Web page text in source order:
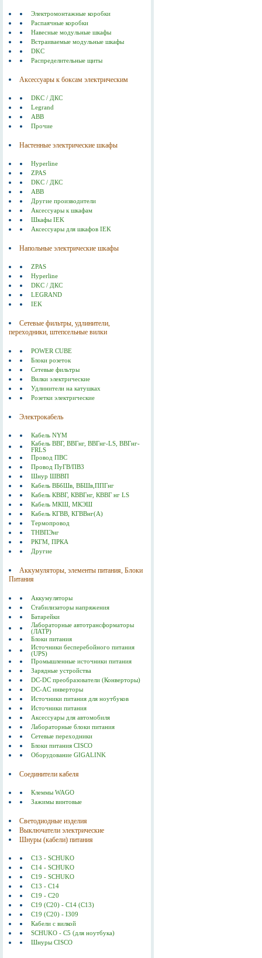
Электромонтажные коробки
Распаячные коробки
Навесные модульные шкафы
Встраиваемые модульные шкафы
DKC
Распределительные щиты
Аксессуары к боксам электрическим
DKC / ДКС
Legrand
ABB
Прочие
Настенные электрические шкафы
Hyperline
ZPAS
DKC / ДКС
ABB
Другие производители
Аксессуары к шкафам
Шкафы IEK
Аксессуары для шкафов IEK
Напольные электрические шкафы
ZPAS
Hyperline
DKC / ДКС
LEGRAND
IEK
Сетевые фильтры, удлинители,
переходники, штепсельные вилки
POWER CUBE
Блоки розеток
Сетевые фильтры
Вилки электрические
Удлинители на катушках
Розетки электрические
Электрокабель
Кабель NYM
Кабель ВВГ, ВВГнг, ВВГнг-LS, ВВГнг-
FRLS
Провод ПВС
Провод ПуГВ/ПВ3
Шнур ШВВП
Кабель ВБбШв, ВБШв,ППГнг
Кабель КВВГ, КВВГнг, КВВГ нг LS
Кабель МКШ, МКЭШ
Кабель КГВВ, КГВВнг(А)
Термопровод
ТНВПЭнг
РКГМ, ПРКА
Другие
Аккумуляторы, элементы питания, Блоки
Питания
Аккумуляторы
Стабилизаторы напряжения
Батарейки
Лабораторные автотрансформаторы
(ЛАТР)
Блоки питания
Источники бесперебойного питания
(UPS)
Промышленные источники питания
Зарядные устройства
DC-DC преобразователи (Конверторы)
DC-AC инверторы
Источники питания для ноутбуков
Источники питания
Аксессуары для автомобиля
Лабораторные блоки питания
Сетевые переходники
Блоки питания CISCO
Оборудование GIGALINK
Соединители кабеля
Клеммы WAGO
Зажимы винтовые
Светодиодные изделия
Выключатели электрические
Шнуры (кабели) питания
C13 - SCHUKO
C14 - SCHUKO
C19 - SCHUKO
C13 - C14
C19 - C20
C19 (С20) - C14 (С13)
C19 (C20) - I309
Кабели с вилкой
SCHUKO - C5 (для ноутбука)
Шнуры CISCO